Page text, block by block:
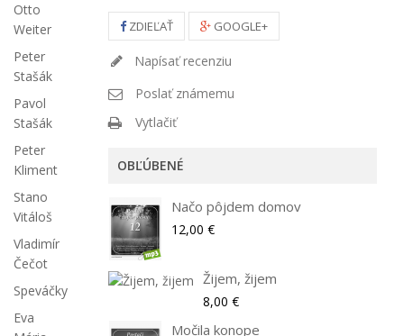
Otto
Weiter
Peter
Stašák
Pavol
Stašák
Peter
Kliment
Stano
Vitáloš
Vladimír
Čečot
Speváčky
Eva
ZDIEĽAŤ GOOGLE+
Napísať recenziu
Poslať známemu
Vytlačiť
OBĽÚBENÉ
Načo pôjdem domov
12,00 €
Žijem, žijem
8,00 €
Močila konope